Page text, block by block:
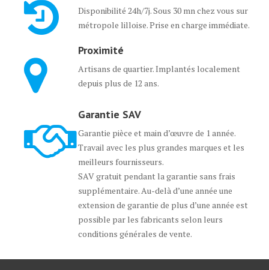
Disponibilité 24h/7j. Sous 30 mn chez vous sur
métropole lilloise. Prise en charge immédiate.
Proximité
Artisans de quartier. Implantés localement
depuis plus de 12 ans.
Garantie SAV
Garantie pièce et main d’œuvre de 1 année.
Travail avec les plus grandes marques et les
meilleurs fournisseurs.
SAV gratuit pendant la garantie sans frais
supplémentaire. Au-delà d’une année une
extension de garantie de plus d’une année est
possible par les fabricants selon leurs
conditions générales de vente.